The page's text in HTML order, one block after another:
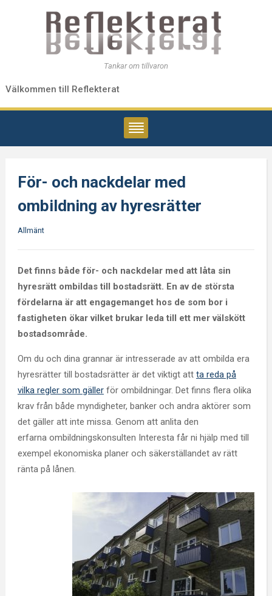
Tankar om tillvaron
Välkommen till Reflekterat
För- och nackdelar med
ombildning av hyresrätter
Allmänt
Det finns både för- och nackdelar med att låta sin
hyresrätt ombildas till bostadsrätt. En av de största
fördelarna är att engagemanget hos de som bor i
fastigheten ökar vilket brukar leda till ett mer välskött
bostadsområde.
Om du och dina grannar är intresserade av att ombilda era
hyresrätter till bostadsrätter är det viktigt att ta reda på
vilka regler som gällerför ombildningar. Det finns flera olika
krav från både myndigheter, banker och andra aktörer som
det gäller att inte missa. Genom att anlita den
erfarna ombildningskonsulten Interesta får ni hjälp med till
exempel ekonomiska planer och säkerställandet av rätt
ränta på lånen.